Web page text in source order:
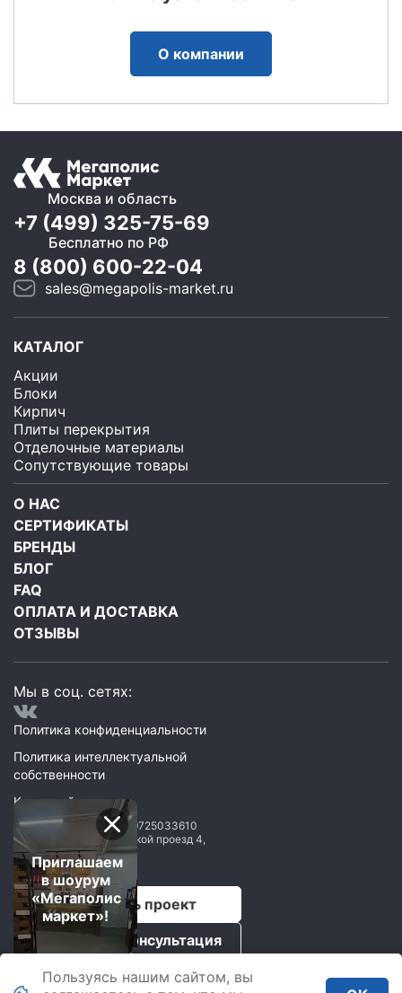
Пользуясь нашим сайтом, вы
О компании
Москва и область
+7 (499) 325-75-69
Бесплатно по РФ
8 (800) 600-22-04
sales@megapolis-market.ru
КАТАЛОГ
Акции
Блоки
Кирпич
Плиты перекрытия
Отделочные материалы
Сопутствующие товары
О НАС
СЕРТИФИКАТЫ
БРЕНДЫ
БЛОГ
FAQ
ОПЛАТА И ДОСТАВКА
ОТЗЫВЫ
Мы в соц. сетях:
Политика конфиденциальности
Политика интеллектуальной
собственности
Карта сайта
ООО Мегаполис ИНН: 9725033610
119071
2 Донской проезд 4,
строение 1, пом. 435
Рассчитать проект
Бесплатная консультация
Мегаполис © 2026.
Приглашаем
в шоурум
«Мегаполис
маркет»!